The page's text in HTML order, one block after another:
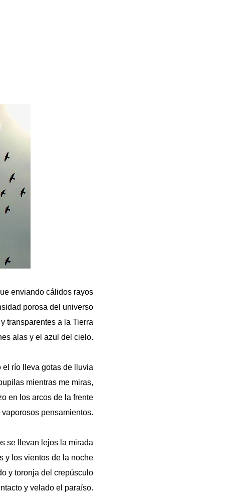
enviando cálidos rayos
porosa del universo
transparentes a la Tierra
alas y el azul del cielo.
el río lleva gotas de lluvia
mientras me miras,
en los arcos de la frente
pensamientos.
se llevan lejos la mirada
y los vientos de la noche
y toronja del crepúsculo
y velado el paraíso.